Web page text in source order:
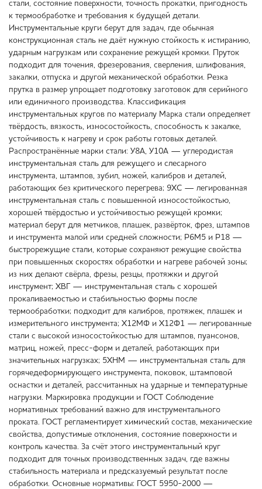
стали, состояние поверхности, точность прокатки, пригодность
к термообработке и требования к будущей детали.
Инструментальные круги берут для задач, где обычная
конструкционная сталь не даёт нужную стойкость к истиранию,
ударным нагрузкам или сохранение режущей кромки. Пруток
подходит для точения, фрезерования, сверления, шлифования,
закалки, отпуска и другой механической обработки. Резка
прутка в размер упрощает подготовку заготовок для серийного
или единичного производства. Классификация
инструментальных кругов по материалу Марка стали определяет
твёрдость, вязкость, износостойкость, способность к закалке,
устойчивость к нагреву и срок работы готовых деталей.
Распространённые марки стали: У8А, У10А — углеродистая
инструментальная сталь для режущего и слесарного
инструмента, штампов, зубил, ножей, калибров и деталей,
работающих без критического перегрева; 9ХС — легированная
инструментальная сталь с повышенной износостойкостью,
хорошей твёрдостью и устойчивостью режущей кромки;
материал берут для метчиков, плашек, развёрток, фрез, штампов
и инструмента малой или средней сложности; Р6М5 и Р18 —
быстрорежущие стали, которые сохраняют режущие свойства
при повышенных скоростях обработки и нагреве рабочей зоны;
из них делают свёрла, фрезы, резцы, протяжки и другой
инструмент; ХВГ — инструментальная сталь с хорошей
прокаливаемостью и стабильностью формы после
термообработки; подходит для калибров, протяжек, плашек и
измерительного инструмента; Х12МФ и Х12Ф1 — легированные
стали с высокой износостойкостью для штампов, пуансонов,
матриц, ножей, пресс-форм и деталей, работающих при
значительных нагрузках; 5ХНМ — инструментальная сталь для
горячедеформирующего инструмента, поковок, штамповой
оснастки и деталей, рассчитанных на ударные и температурные
нагрузки. Маркировка продукции и ГОСТ Соблюдение
нормативных требований важно для инструментального
проката. ГОСТ регламентирует химический состав, механические
свойства, допустимые отклонения, состояние поверхности и
контроль качества. За счёт этого инструментальный круг
подходит для точных производственных задач, где важны
стабильность материала и предсказуемый результат после
обработки. Основные нормативы: ГОСТ 5950-2000 —